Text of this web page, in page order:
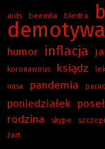
aids beemka biedra
humor inflacja
koronawirus ksiądz
nasa pandemia
poniedziałek poseł
rodzina skype
żart